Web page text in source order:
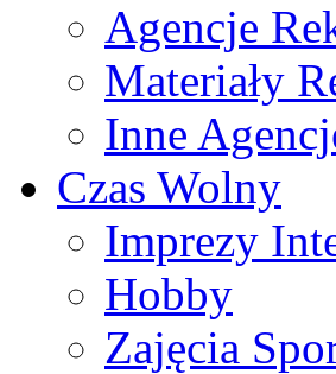
Agencje
Materiały
Inne
Czas Wolny
Imprezy
Hobby
Zajęcia